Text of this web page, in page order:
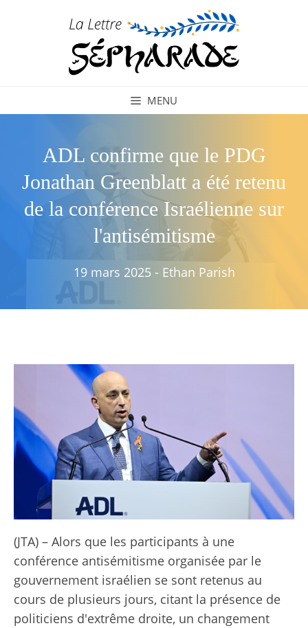
MENU
ADL confirme que le PDG
Jonathan Greenblatt a été retenu
de la conférence Israélienne sur
l'antisémitisme
19 mars 2025 - Ethan Parish
(JTA) – Alors que les participants à une
conférence antisémitisme organisée par le
gouvernement israélien se sont retenus au
cours de plusieurs jours, citant la présence de
politiciens d'extrême droite, un changement